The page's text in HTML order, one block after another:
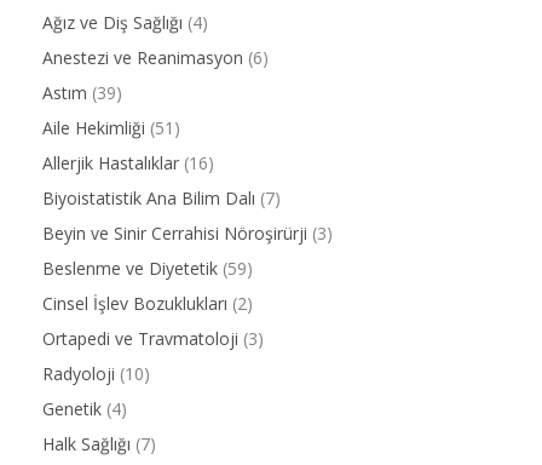
Ağız ve Diş Sağlığı (4)
Anestezi ve Reanimasyon (6)
Astım (39)
Aile Hekimliği (51)
Allerjik Hastalıklar (16)
Biyoistatistik Ana Bilim Dalı (7)
Beyin ve Sinir Cerrahisi Nöroşirürji (3)
Beslenme ve Diyetetik (59)
Cinsel İşlev Bozuklukları (2)
Ortapedi ve Travmatoloji (3)
Radyoloji (10)
Genetik (4)
Halk Sağlığı (7)